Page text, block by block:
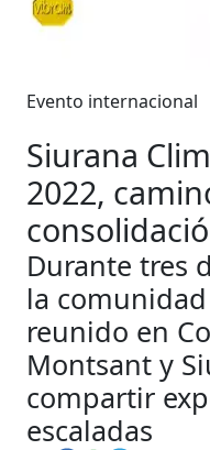
Evento internacional
Siurana
2022,
Durante tres
la
reunido en
Montsant y
compartir
escaladas